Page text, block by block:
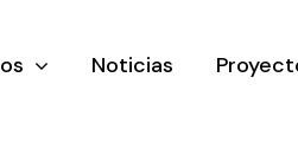
Noticias